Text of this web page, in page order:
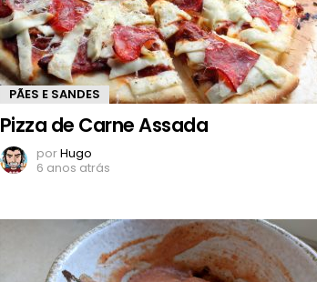
PÃES E SANDES
Pizza de Carne Assada
porHugo
6 anos atrás